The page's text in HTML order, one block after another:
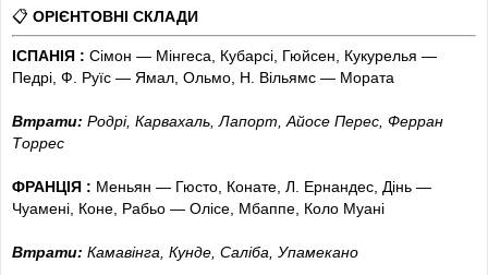
51 ’ ПЕНАЛЬТІ!
Ніко зіграв до лівого флангу штрафного на
Ямала, якого збив підкатомРабьо
ГОООООООООООООООООООООООООЛ! Ямал із
пенальті покотив у правий нижній кут.
56’
ГООООООООООООООООООООЛ! Пас Ніко до лівого
флангу штрафного Педрі завершив ударом повз
Порро на правому фланзі штрафного
📋 ОРІЄНТОВНІ СКЛАДИ
ІСПАНІЯ : Сімон — Мінгеса, Кубарсі, Гюйсен, Кукурелья —
Педрі, Ф. Руїс — Ямал, Ольмо, Н. Вільямс — Мората
Втрати: Родрі, Карвахаль, Лапорт, Айосе Перес, Ферран
Торрес
ФРАНЦІЯ : Меньян — Гюсто, Конате, Л. Ернандес, Дінь —
Чуамені, Коне, Рабьо — Олісе, Мбаппе, Коло Муані
Втрати: Камавінга, Кунде, Саліба, Упамекано